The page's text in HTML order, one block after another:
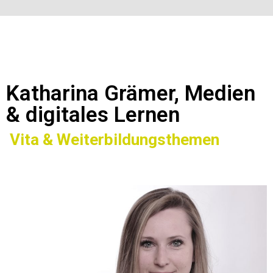
Katharina Grämer, Medien
& digitales Lernen
Vita & Weiterbildungsthemen